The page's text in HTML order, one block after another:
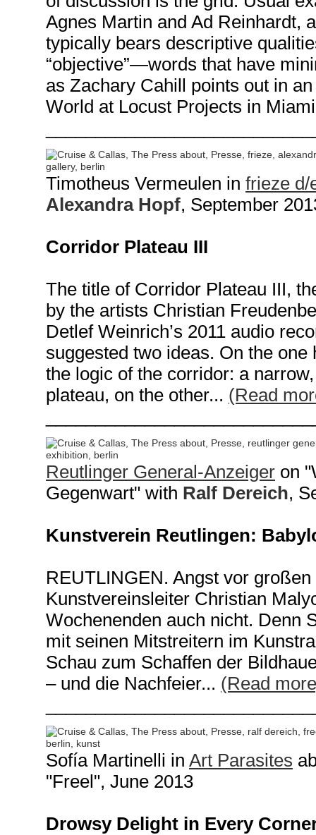
Agnes Martin and Ad Reinhardt,
typically bears descriptive
“objective”—words that have
as Zachary Cahill points out in
World at Locust Projects in
Timotheus Vermeulen in frieze d/
Alexandra Hopf, September
Corridor Plateau III
The title of Corridor Plateau III,
by the artists Christian
Detlef Weinrich’s 2011 audio
suggested two ideas. On the
the logic of the corridor: a
plateau, on the other... (Read
Reutlinger General-Anzeiger on
Gegenwart" with Ralf Dereich,
Kunstverein Reutlingen:
REUTLINGEN. Angst vor
Kunstvereinsleiter Christian
Wochenenden auch nicht. Denn
mit seinen Mitstreitern im
Schau zum Schaffen der
– und die Nachfeier... (Read
Sofía Martinelli in Art Parasites
"Freel", June 2013
Drowsy Delight in Every